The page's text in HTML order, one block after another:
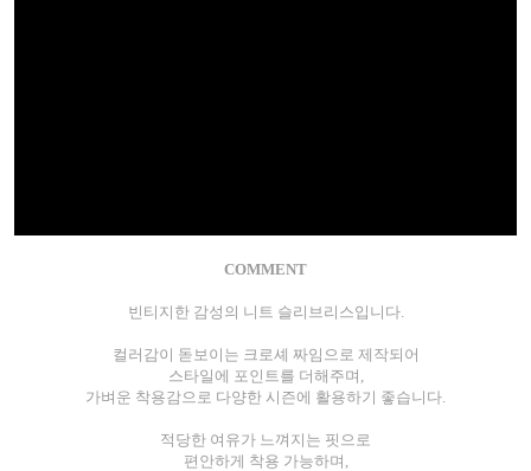
COMMENT
빈티지한 감성의 니트 슬리브리스입니다.
컬러감이 돋보이는 크로셰 짜임으로 제작되어
스타일에 포인트를 더해주며,
가벼운 착용감으로 다양한 시즌에 활용하기 좋습니다.
적당한 여유가 느껴지는 핏으로
편안하게 착용 가능하며,